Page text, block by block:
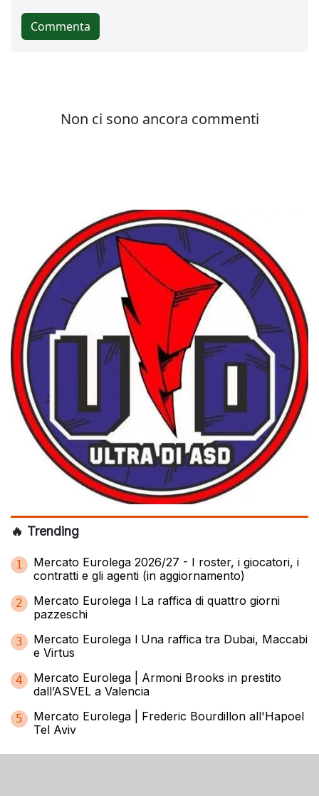
🔥 Trending
1
Mercato Eurolega 2026/27 - I roster, i giocatori, i
contratti e gli agenti (in aggiornamento)
2
Mercato Eurolega l La raffica di quattro giorni
pazzeschi
3
Mercato Eurolega l Una raffica tra Dubai, Maccabi
e Virtus
4
Mercato Eurolega | Armoni Brooks in prestito
dall’ASVEL a Valencia
5
Mercato Eurolega | Frederic Bourdillon all'Hapoel
Tel Aviv